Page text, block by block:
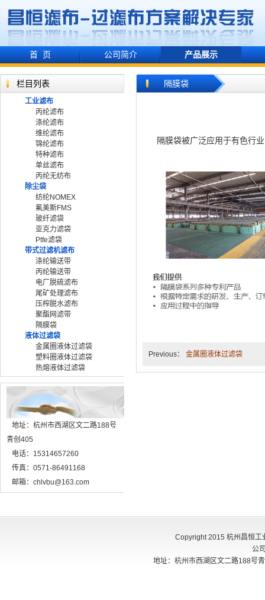
首 页 公司简介 产品展示
栏目列表
工业滤布
丙纶滤布
涤纶滤布
维纶滤布
锦纶滤布
特种滤布
单丝滤布
丙纶无纺布
除尘袋
纺纶NOMEX
氟美斯FMS
玻纤滤袋
亚克力滤袋
Ptfe滤袋
带式过滤机滤布
涤纶输送带
丙纶输送带
电厂脱硫滤布
尾矿处理滤布
压榨脱水滤布
聚酯网滤带
隔膜袋
液体过滤袋
金属圈液体过滤袋
塑料圈液体过滤袋
热熔液体过滤袋
地址：杭州市西湖区文二路188号
青创405
电话：15314657260
传真：0571-86491168
邮箱：chlvbu@163.com
隔膜袋
隔膜袋被广泛应用于有色
Previous： 金属圈液体过滤袋
Copyright 2015 杭州昌恒工
公
地址：杭州市西湖区文二路188号